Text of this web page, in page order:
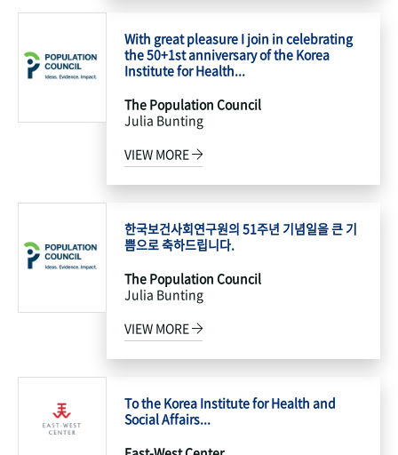
With great pleasure I join in celebrating
the 50+1st anniversary of the Korea
Institute for Health...
The Population Council
Julia Bunting
VIEW MORE
한국보건사회연구원의 51주년 기념일을 큰 기
쁨으로 축하드립니다.
The Population Council
Julia Bunting
VIEW MORE
To the Korea Institute for Health and
Social Affairs...